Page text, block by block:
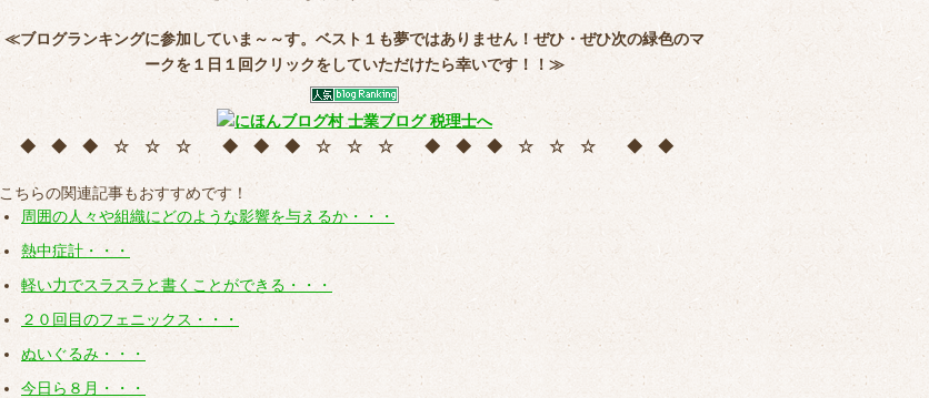
≪ブログランキングに参加していま～～す。ベスト１も夢ではありません！ぜひ・ぜひ次の緑色のマ
ークを１日１回クリックをしていただけたら幸いです！！≫
◆ ◆ ◆ ☆ ☆ ☆ ◆ ◆ ◆ ☆ ☆ ☆ ◆ ◆ ◆ ☆ ☆ ☆ ◆ ◆
こちらの関連記事もおすすめです！
周囲の人々や組織にどのような影響を与えるか・・・
熱中症計・・・
軽い力でスラスラと書くことができる・・・
２０回目のフェニックス・・・
ぬいぐるみ・・・
今日ら８月・・・